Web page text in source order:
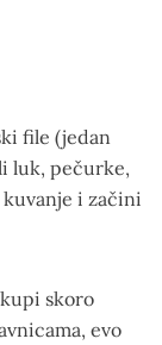
file (jedan
luk, pečurke,
kuvanje i začini
skoro
evo